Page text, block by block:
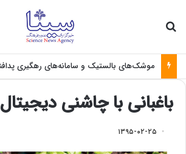
باغبانی با چاشنی دیجیتال
۱۳۹۵-۰۲-۲۵